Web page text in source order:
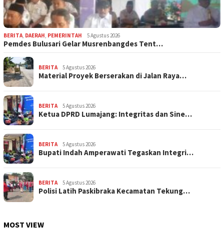
BERITA DAERAH PEMERINTAH 5 Agustus 2026
Pemdes Bulusari Gelar Musrenbangdes Tent…
BERITA 5 Agustus 2026
Material Proyek Berserakan di Jalan Raya…
BERITA 5 Agustus 2026
Ketua DPRD Lumajang: Integritas dan Sine…
BERITA 5 Agustus 2026
Bupati Indah Amperawati Tegaskan Integri…
BERITA 5 Agustus 2026
Polisi Latih Paskibraka Kecamatan Tekung…
MOST VIEW